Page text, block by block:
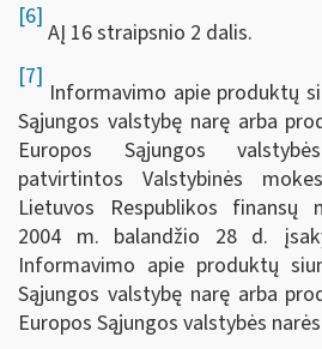
[6]
AĮ 16 straipsnio 2 dalis.
[7]
Informavimo apie produktų
Sąjungos valstybę narę arba
Europos Sąjungos
patvirtintos Valstybinės
Lietuvos Respublikos finansų
2004 m. balandžio 28 d.
Informavimo apie produktų
Sąjungos valstybę narę arba
Europos Sąjungos valstybės